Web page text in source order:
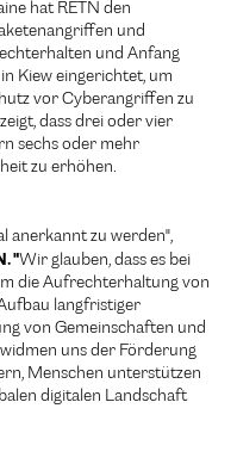
hat RETN den
und
und Anfang
Kiew eingerichtet, um
vor Cyberangriffen zu
dass drei oder vier
sechs oder mehr
zu erhöhen.
anerkannt zu werden",
"Wir glauben, dass es bei
die Aufrechterhaltung von
langfristiger
von Gemeinschaften und
uns der Förderung
Menschen unterstützen
digitalen Landschaft